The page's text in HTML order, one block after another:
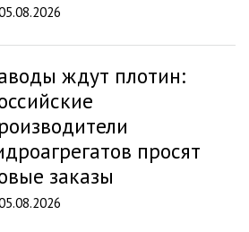
ждут плотин:
просят
заказы